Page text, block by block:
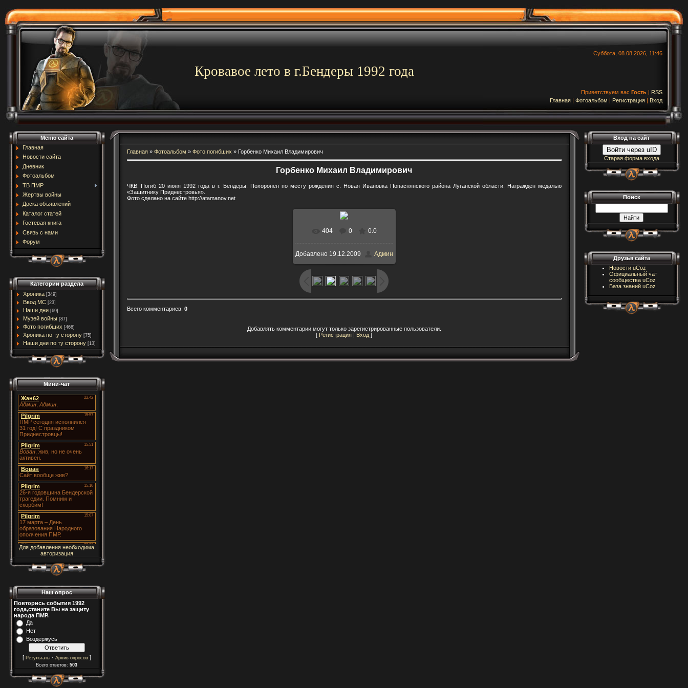
Суббота, 08.08.2026, 11:46
Кровавое лето в г.Бендеры 1992 года
Приветствуем вас Гость | RSS
Главная | Фотоальбом | Регистрация | Вход
Меню сайта
Главная
Новости сайта
Дневник
Фотоальбом
ТВ ПМР
Жертвы войны
Доска объявлений
Каталог статей
Гостевая книга
Связь с нами
Форум
Категории раздела
Хроника [349]
Ввод МC [23]
Наши дни [69]
Музей войны [87]
Фото погибших [466]
Хроника по ту сторону [75]
Наши дни по ту сторону [13]
Мини-чат
Для добавления необходима
авторизация
Наш опрос
Повторись события 1992
года,станите Вы на защиту
народа ПМР.
Да
Нет
Воздержусь
[ Результаты· Архив опросов]
Всего ответов: 503
Главная » Фотоальбом » Фото погибших » Горбенко Михаил Владимирович
Горбенко Михаил Владимирович
ЧКВ. Погиб 20 июня 1992 года в г. Бендеры. Похоронен по месту рождения с. Новая Ивановка Попаснянского района Луганской области. Награждён медалью
«Защитнику Приднестровья».
Фото сделано на сайте http://atamanov.net
404 0 0.0
Добавлено19.12.2009 Админ
Всего комментариев: 0
Добавлять комментарии могут только зарегистрированные пользователи.
[ Регистрация | Вход ]
Вход на сайт
Войти через uID
Старая форма входа
Поиск
Друзья сайта
Новости uCoz
Официальный чат
сообщества uCoz
База знаний uCoz